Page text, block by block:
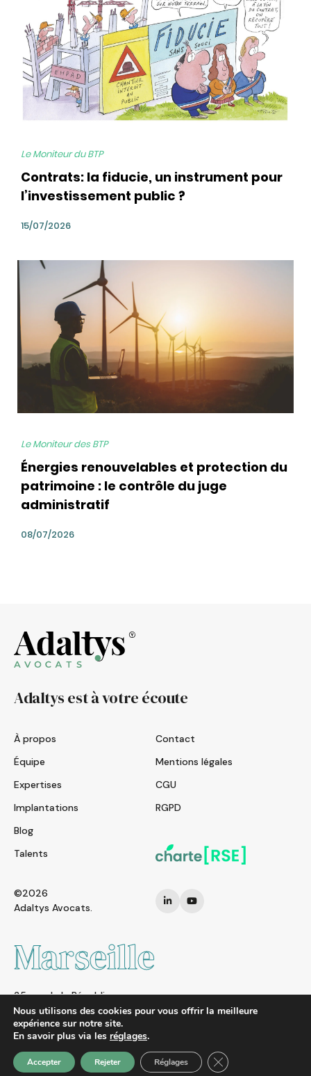
Le Moniteur du BTP
Contrats: la fiducie, un instrument pour
l’investissement public ?
15/07/2026
bg
Le Moniteur des BTP
Énergies renouvelables et protection du
patrimoine : le contrôle du juge
administratif
08/07/2026
Adaltys est à votre écoute
À propos
Équipe
Expertises
Implantations
Blog
Talents
Contact
Mentions légales
CGU
RGPD
©2026
Adaltys Avocats.
Marseille
25 rue de la République
13002 MARSEILLE
FRANCE
Tel. : + 33 (0)4 91 01 95 26
Nous utilisons des cookies pour vous offrir la meilleure
expérience sur notre site.
En savoir plus via les réglages.
Accepter Rejeter Réglages Fermer la bannière